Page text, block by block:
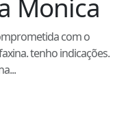
Monica
com o
tenho indicações.